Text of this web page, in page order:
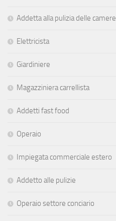
Addetta alla pulizia delle camere
Elettricista
Giardiniere
Magazziniera carrellista
Addetti fast food
Operaio
Impiegata commerciale estero
Addetto alle pulizie
Operaio settore conciario